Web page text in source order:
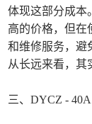
体现这部分成本
高的价格，但在
和维修服务，避
从长远来看，其
三、DYCZ -